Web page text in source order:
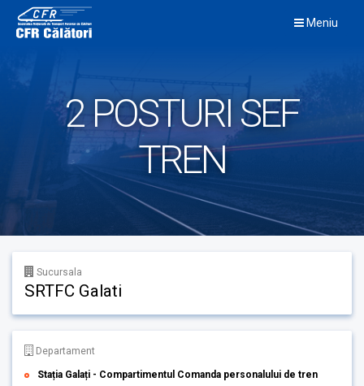
content
Meniu
2 POSTURI SEF
TREN
Sucursala
SRTFC Galati
Departament
Stația Galați - Compartimentul Comanda personalului de tren